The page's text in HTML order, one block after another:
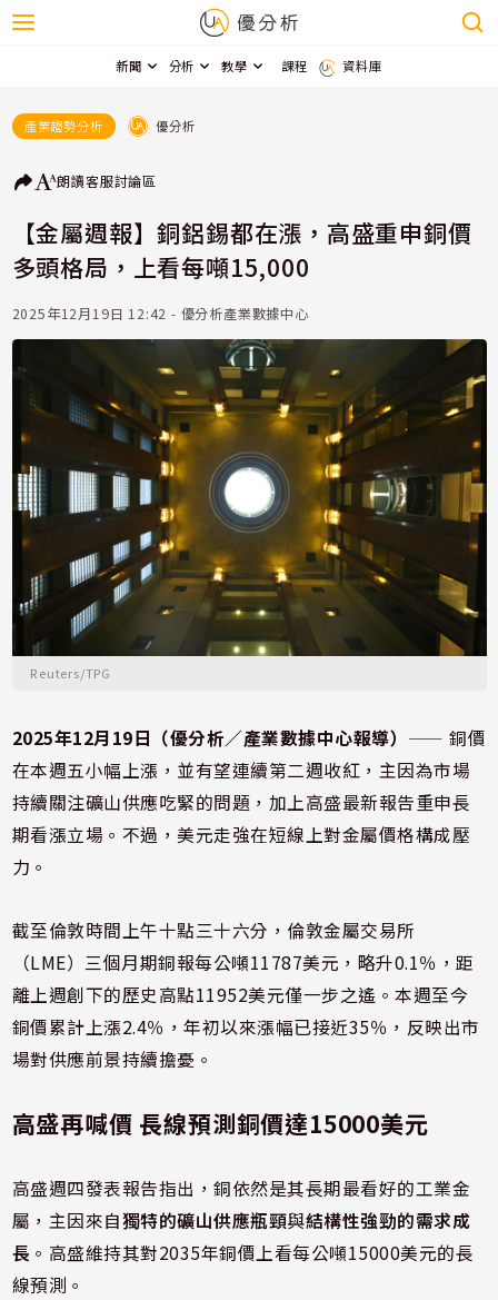
新聞 分析 教學 課程 資料庫
產業趨勢分析 優分析
朗讀客服討論區
【金屬週報】銅鋁錫都在漲，高盛重申銅價
多頭格局，上看每噸15,000
2025年12月19日 12:42 - 優分析產業數據中心
Reuters/TPG
2025年12月19日（優分析／產業數據中心報導） ⸺ 銅價
在本週五小幅上漲，並有望連續第二週收紅，主因為市場
持續關注礦山供應吃緊的問題，加上高盛最新報告重申長
期看漲立場。不過，美元走強在短線上對金屬價格構成壓
力。
截至倫敦時間上午十點三十六分，倫敦金屬交易所
（LME）三個月期銅報每公噸11787美元，略升0.1％，距
離上週創下的歷史高點11952美元僅一步之遙。本週至今
銅價累計上漲2.4％，年初以來漲幅已接近35％，反映出市
場對供應前景持續擔憂。
高盛再喊價 長線預測銅價達15000美元
高盛週四發表報告指出，銅依然是其長期最看好的工業金
屬，主因來自獨特的礦山供應瓶頸與結構性強勁的需求成
長 。高盛維持其對2035年銅價上看每公噸15000美元的長
線預測。